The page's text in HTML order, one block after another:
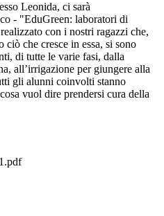
Leonida, ci sarà
- "EduGreen: laboratori di
con i nostri ragazzi che,
che cresce in essa, si sono
di tutte le varie fasi, dalla
all’irrigazione per giungere alla
gli alunni coinvolti stanno
vuol dire prendersi cura della